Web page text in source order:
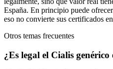
España. En principio puede
eso no convierte sus certificados
Otros temas frecuentes
¿Es legal el Cialis genérico